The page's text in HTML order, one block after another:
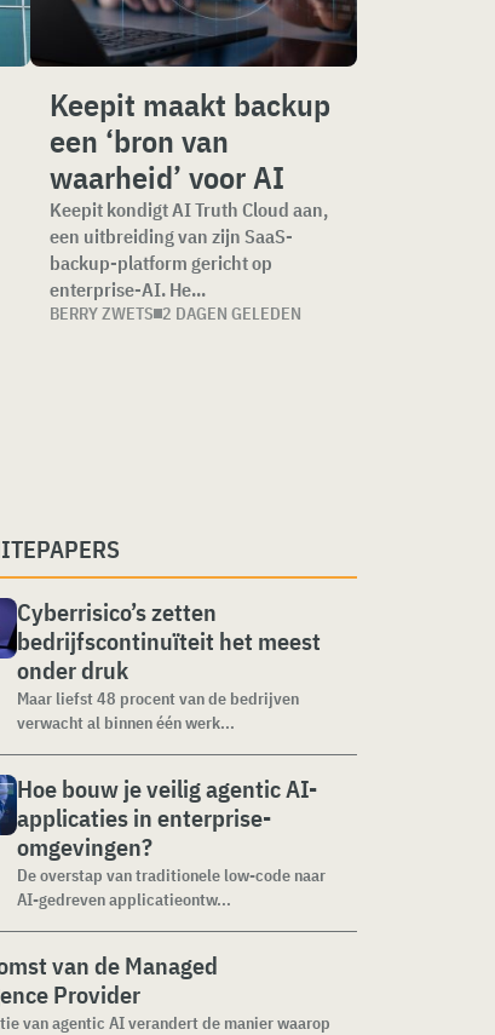
Keepit maakt backup
een ‘bron van
waarheid’ voor AI
Keepit kondigt AI Truth Cloud aan,
een uitbreiding van zijn SaaS-
backup-platform gericht op
enterprise-AI. He...
BERRY ZWETS 2 DAGEN GELEDEN
Cyberrisico’s zetten
bedrijfscontinuïteit het meest
onder druk
Maar liefst 48 procent van de bedrijven
verwacht al binnen één werk...
Hoe bouw je veilig agentic AI-
applicaties in enterprise-
omgevingen?
De overstap van traditionele low-code naar
AI-gedreven applicatieontw...
van de Managed
Provider
van agentic AI verandert de manier waarop